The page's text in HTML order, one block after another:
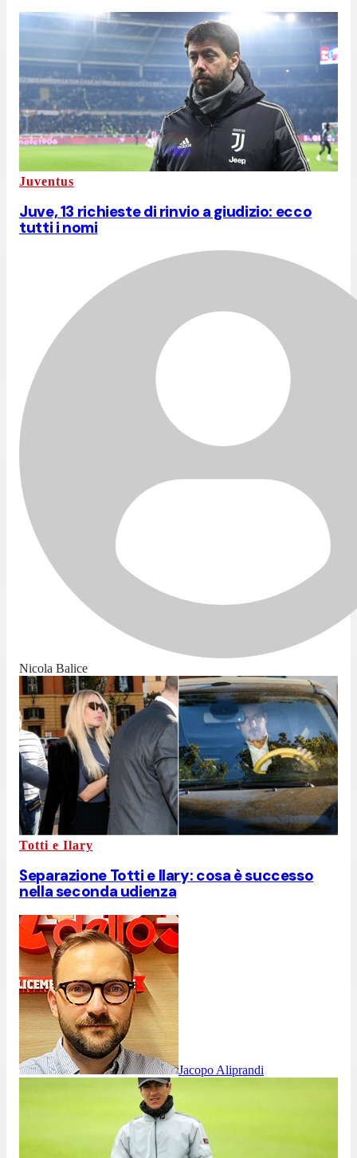
Juventus
Juve, 13 richieste di rinvio a giudizio: ecco
tutti i nomi
Nicola Balice
Totti e Ilary
Separazione Totti e Ilary: cosa è successo
nella seconda udienza
Jacopo Aliprandi